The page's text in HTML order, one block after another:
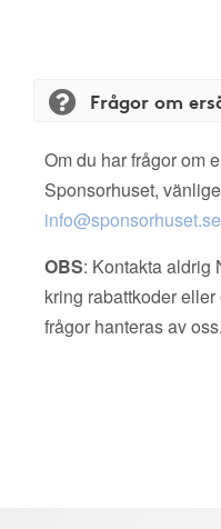
Frågor om
Om du har frågor om
Sponsorhuset,
info@sponsorhuset.se
OBS: Kontakta aldrig
kring rabattkoder
frågor hanteras av